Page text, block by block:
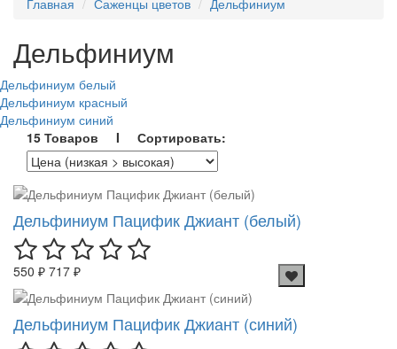
Главная Саженцы цветов Дельфиниум
Дельфиниум
Дельфиниум белый
Дельфиниум красный
Дельфиниум синий
15 Товаров I Сортировать:
Дельфиниум Пацифик Джиант (белый)
550 ₽ 717 ₽
Дельфиниум Пацифик Джиант (синий)